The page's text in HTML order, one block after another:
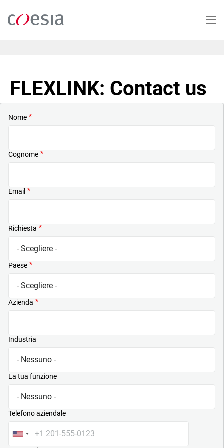
contenuto
FLEXLINK: Contact us
Nome
Cognome
Email
Richiesta
Paese
Azienda
Industria
La tua funzione
Telefono aziendale